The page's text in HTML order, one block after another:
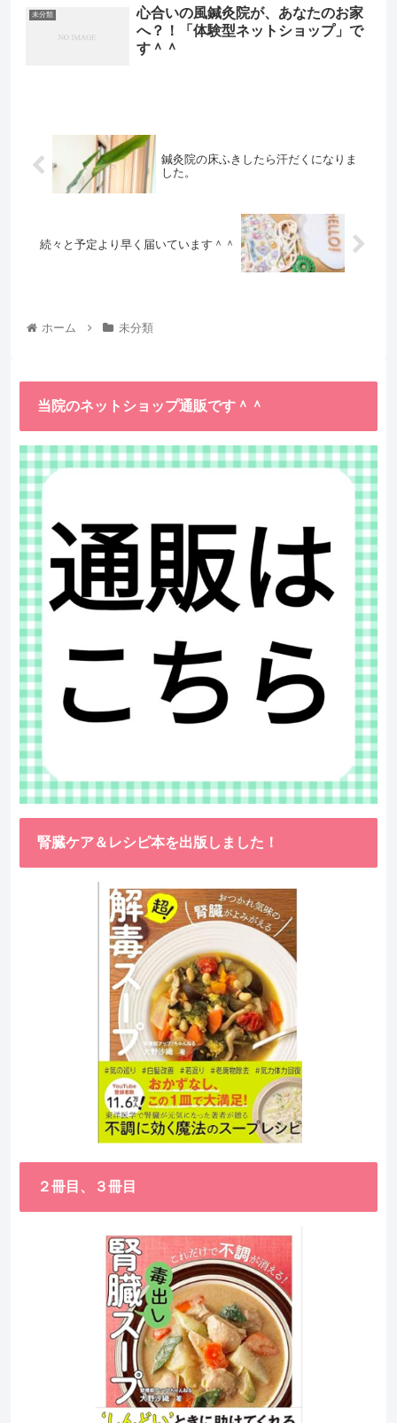
未分類
心合いの風鍼灸院が、あなたのお家
へ？！「体験型ネットショップ」で
す＾＾
鍼灸院の床ふきしたら汗だくになりま
した。
続々と予定より早く届いています＾＾
ホーム 未分類
当院のネットショップ通販です＾＾
腎臓ケア＆レシピ本を出版しました！
２冊目、３冊目